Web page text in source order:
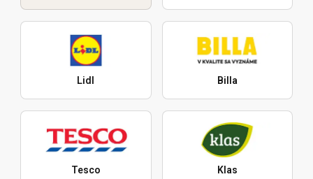
Lidl Billa
Tesco Klas